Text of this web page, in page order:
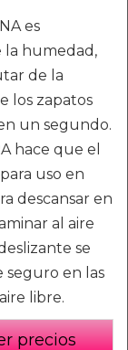
es
la humedad,
de la
los zapatos
un segundo.
hace que el
uso en
descansar en
al aire
se
seguro en las
libre.
precios